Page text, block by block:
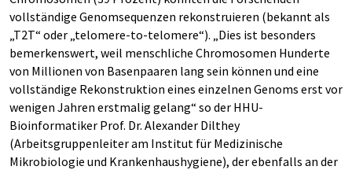
vollständige Genomsequenzen rekonstruieren (bekannt als
„T2T“ oder „telomere-to-telomere“). „Dies ist besonders
bemerkenswert, weil menschliche Chromosomen Hunderte
von Millionen von Basenpaaren lang sein können und eine
vollständige Rekonstruktion eines einzelnen Genoms erst vor
wenigen Jahren erstmalig gelang“ so der HHU-
Bioinformatiker Prof. Dr. Alexander Dilthey
(Arbeitsgruppenleiter am Institut für Medizinische
Mikrobiologie und Krankenhaushygiene), der ebenfalls an der